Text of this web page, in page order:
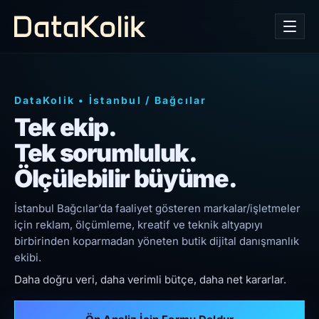
DataKolik • İstanbul / Bağcılar
Tek ekip.
Tek sorumluluk.
Ölçülebilir büyüme.
İstanbul Bağcılar’da faaliyet gösteren markalar/işletmeler
için reklam, ölçümleme, kreatif ve teknik altyapıyı
birbirinden koparmadan yöneten butik dijital danışmanlık
ekibi.
Daha doğru veri, daha verimli bütçe, daha net kararlar.